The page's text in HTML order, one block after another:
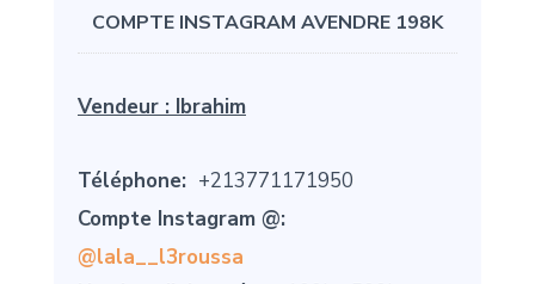
COMPTE INSTAGRAM AVENDRE 198K
Vendeur : Ibrahim
Téléphone: +213771171950
Compte Instagram @:
@lala__l3roussa